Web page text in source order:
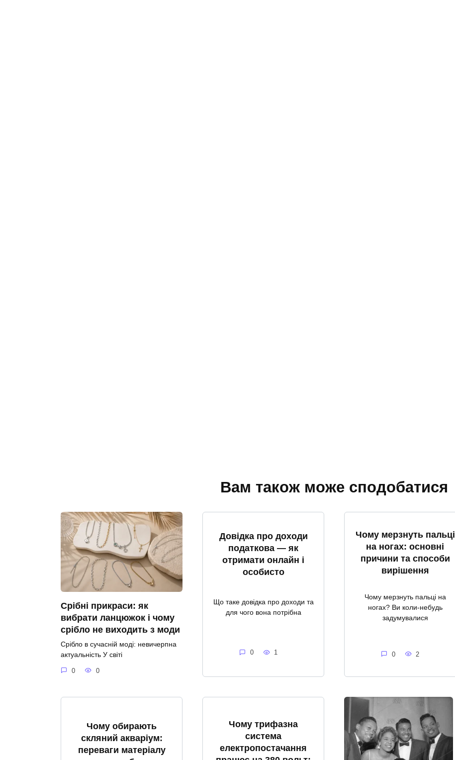
Вам також може сподобатися
Срібні прикраси: як
вибрати ланцюжок і чому
срібло не виходить з моди
Срібло в сучасній моді: невичерпна
актуальність У світі
0 0
Довідка про доходи
податкова — як
отримати онлайн і
особисто
Що таке довідка про доходи та
для чого вона потрібна
0 1
Чому мерзнуть пальці
на ногах: основні
причини та способи
вирішення
Чому мерзнуть пальці на
ногах? Ви коли-небудь
задумувалися
0 2
Чому обирають
скляний акваріум:
переваги матеріалу
Чому трифазна
система
електропостачання